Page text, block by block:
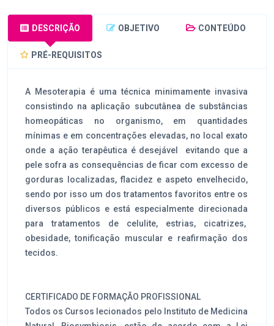
DESCRIÇÃO OBJETIVO CONTEÚDO
PRÉ-REQUISITOS
A Mesoterapia é uma técnica minimamente invasiva
consistindo na aplicação subcutânea de substâncias
homeopáticas no organismo, em quantidades
mínimas e em concentrações elevadas, no local exato
onde a ação terapêutica é desejável evitando que a
pele sofra as consequências de ficar com excesso de
gorduras localizadas, flacidez e aspeto envelhecido,
sendo por isso um dos tratamentos favoritos entre os
diversos públicos e está especialmente direcionada
para tratamentos de celulite, estrias, cicatrizes,
obesidade, tonificação muscular e reafirmação dos
tecidos.
CERTIFICADO DE FORMAÇÃO PROFISSIONAL
Todos os Cursos lecionados pelo Instituto de Medicina